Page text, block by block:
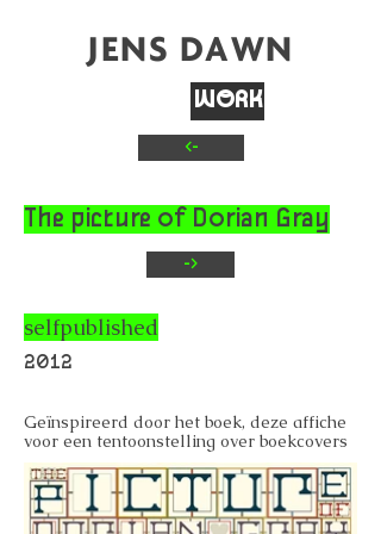
JENS DAWN
WORK
CONTACT
<-
The picture of Dorian Gray
->
selfpublished
2012
Geïnspireerd door het boek, deze affiche
voor een tentoonstelling over boekcovers